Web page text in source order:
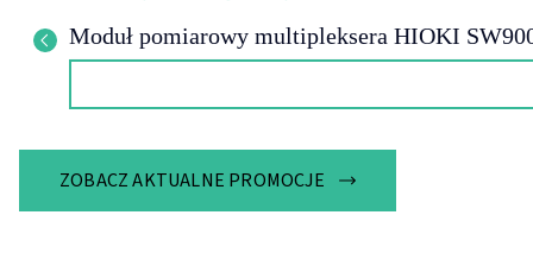
Moduł pomiarowy multipleksera HIOKI
ZOBACZ AKTUALNE PROMOCJE